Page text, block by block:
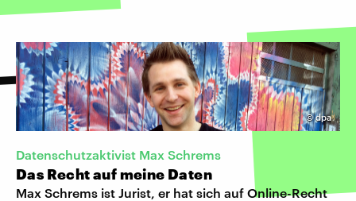
©dpa
Datenschutzaktivist Max Schrems
Das Recht auf meine Daten
Max Schrems ist Jurist, er hat sich auf Online-Recht